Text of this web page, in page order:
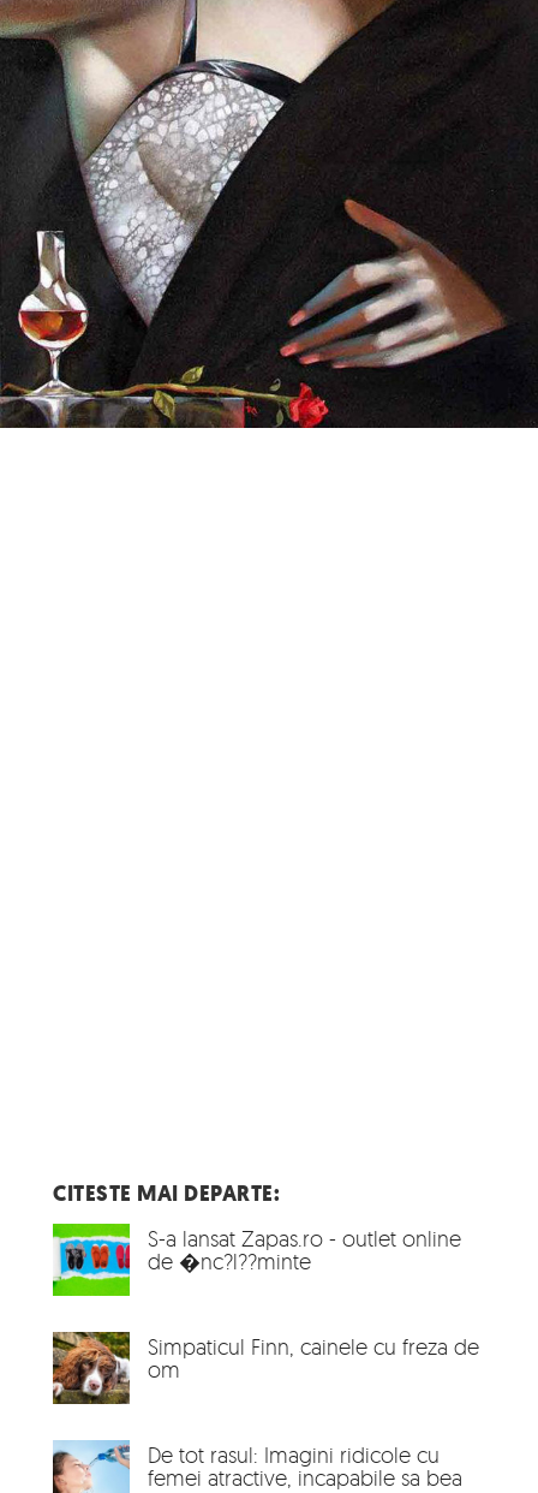
CITESTE MAI DEPARTE:
S-a lansat Zapas.ro - outlet online
de �nc?l??minte
Simpaticul Finn, cainele cu freza de
om
De tot rasul: Imagini ridicole cu
femei atractive, incapabile sa bea